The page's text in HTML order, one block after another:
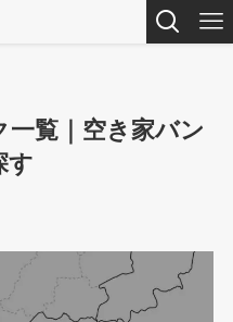
覧｜空き家バン
す